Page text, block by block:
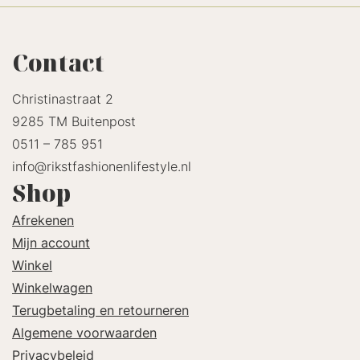
Contact
Christinastraat 2
9285 TM Buitenpost
0511 – 785 951
info@rikstfashionenlifestyle.nl
Shop
Afrekenen
Mijn account
Winkel
Winkelwagen
Terugbetaling en retourneren
Algemene voorwaarden
Privacybeleid